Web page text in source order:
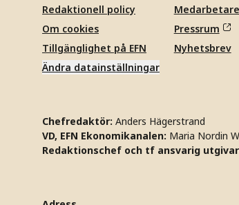
Redaktionell policy
Om cookies
Tillgänglighet på EFN
Ändra datainställningar
Medarbetare
Pressrum
Nyhetsbrev
Chefredaktör: Anders Hägerstrand
VD, EFN Ekonomikanalen: Maria Nordin
Redaktionschef och tf ansvarig